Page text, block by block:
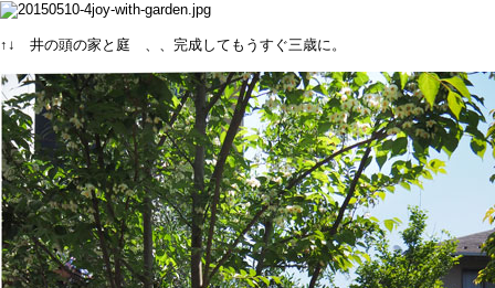
↑↓ 井の頭の家と庭 、、完成してもうすぐ三歳に。